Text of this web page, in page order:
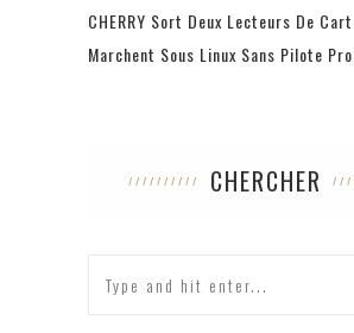
CHERRY Sort Deux Lecteurs De
Marchent Sous Linux Sans Pilote
CHERCHER